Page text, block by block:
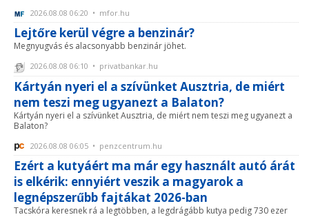
2026.08.08 06:20 • mfor.hu
Lejtőre kerül végre a benzinár?
Megnyugvás és alacsonyabb benzinár jöhet.
2026.08.08 06:10 • privatbankar.hu
Kártyán nyeri el a szívünket Ausztria, de miért
nem teszi meg ugyanezt a Balaton?
Kártyán nyeri el a szívünket Ausztria, de miért nem teszi meg ugyanezt a
Balaton?
2026.08.08 06:05 • penzcentrum.hu
Ezért a kutyáért ma már egy használt autó árát
is elkérik: ennyiért veszik a magyarok a
legnépszerűbb fajtákat 2026-ban
Tacskóra keresnek rá a legtöbben, a legdrágább kutya pedig 730 ezer